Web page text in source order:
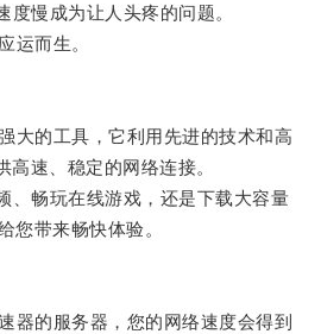
慢成为让人头疼的问题。
而生。
的工具，它利用先进的技术和高
速、稳定的网络连接。
畅玩在线游戏，还是下载大容量
您带来畅快体验。
的服务器，您的网络速度会得到